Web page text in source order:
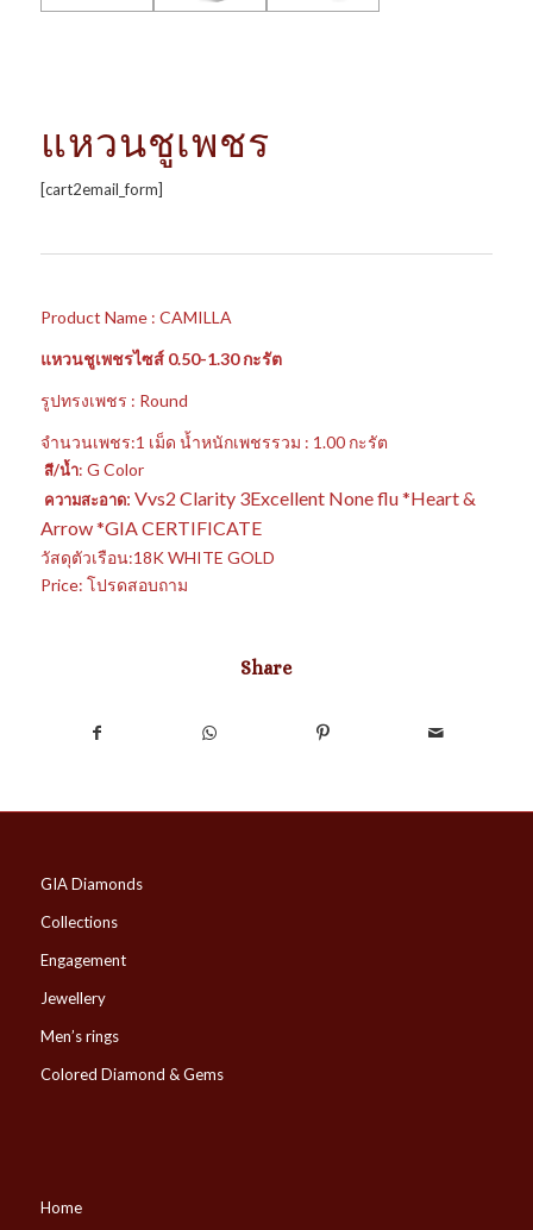
แหวนชูเพชร
[cart2email_form]
Product Name : CAMILLA
แหวนชูเพชรไซส์ 0.50-1.30 กะรัต
รูปทรงเพชร : Round
จำนวนเพชร:1 เม็ด น้ำหนักเพชรรวม : 1.00 กะรัต
สี/น้ำ: G Color
ความสะอาด: Vvs2 Clarity 3Excellent None flu *Heart &
Arrow *GIA CERTIFICATE
วัสดุตัวเรือน:18K WHITE GOLD
Price: โปรดสอบถาม
Share
GIA Diamonds
Collections
Engagement
Jewellery
Men’s rings
Colored Diamond & Gems
Home